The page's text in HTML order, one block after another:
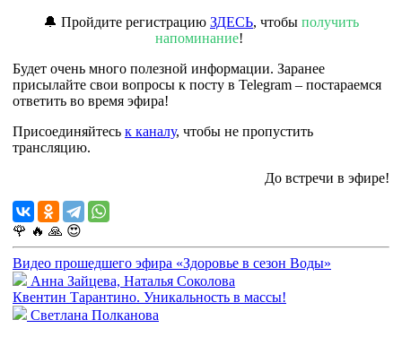
🔔 Пройдите регистрацию ЗДЕСЬ, чтобы получить
напоминание!
Будет очень много полезной информации. Заранее
присылайте свои вопросы к посту в Telegram – постараемся
ответить во время эфира!
Присоединяйтесь к каналу, чтобы не пропустить
трансляцию.
До встречи в эфире!
🌹 🔥 🙏 😍
Видео прошедшего эфира «Здоровье в сезон Воды»
Анна Зайцева, Наталья Соколова
Квентин Тарантино. Уникальность в массы!
Cветлана Полканова